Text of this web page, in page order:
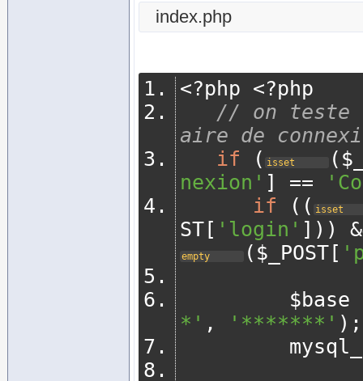
index.php
<?php <?php
// on teste
aire de
if
( isset (
nexion' ] ==
if
(( isset
ST [ 'login' ]))
empty ( $_POST [
         $base
*' , '*******' );